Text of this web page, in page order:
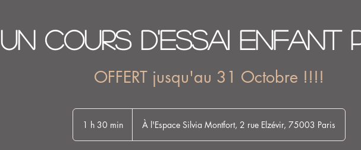
Un cours d'essai Enfant
OFFERT jusqu'au 31 Octobre !!!!
1 h 30 min1
À l'Espace Silvia Montfort, 2 rue Elzévir, 75003 Paris